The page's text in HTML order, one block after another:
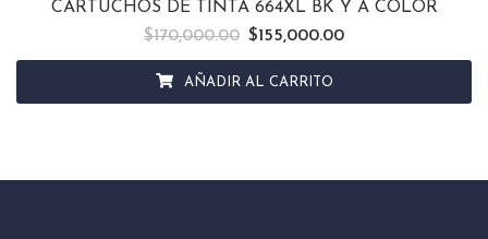
CARTUCHOS DE TINTA 664XL BK Y A COLOR
$170,000.00 El precio original era: $170,000.00.
$155,000.00
AÑADIR AL CARRITO